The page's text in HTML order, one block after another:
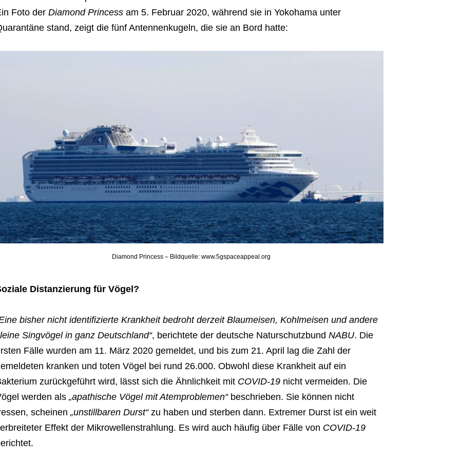
Foto der Diamond Princessam 5. Februar 2020, während sie in Yokohama unter
stand, zeigt die fünf Antennenkugeln, die sie an Bord hatte:
Diamond Princess – Bildquelle: www.5gspaceappeal.org
Distanzierung für Vögel?
bisher nicht identifizierte Krankheit bedroht derzeit Blaumeisen, Kohlmeisen und andere
Singvögel in ganz Deutschland“, berichtete der deutsche Naturschutzbund NABU. Die
Fälle wurden am 11. März 2020 gemeldet, und bis zum 21. April lag die Zahl der
kranken und toten Vögel bei rund 26.000. Obwohl diese Krankheit auf ein
zurückgeführt wird, lässt sich die Ähnlichkeit mit COVID-19nicht vermeiden. Die
werden als„apathische Vögel mit Atemproblemen“beschrieben. Sie können nicht
scheinen „unstillbaren Durst“zu haben und sterben dann. Extremer Durst ist ein weit
Effekt der Mikrowellenstrahlung. Es wird auch häufig über Fälle von COVID-19